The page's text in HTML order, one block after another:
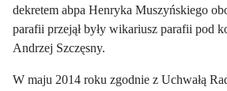
dekretem abpa Henryka Muszyńskiego
parafii przejął były wikariusz parafii pod
Andrzej Szczęsny.
W maju 2014 roku zgodnie z Uchwałą